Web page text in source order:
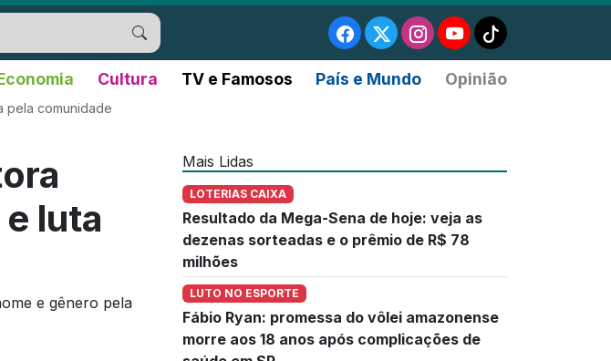
Cultura TV e Famosos País e Mundo Opinião
pela comunidade
luta
e gênero pela
Mais Lidas
LOTERIAS CAIXA
Resultado da Mega-Sena de hoje: veja as
dezenas sorteadas e o prêmio de R$ 78
milhões
LUTO NO ESPORTE
Fábio Ryan: promessa do vôlei amazonense
morre aos 18 anos após complicações de